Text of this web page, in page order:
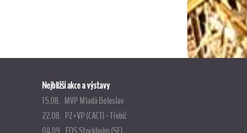
Nejbližší akce a výstavy
15.08. MVP Mladá Boleslav
22.08. PZ+VP (CACT) - Třebíč